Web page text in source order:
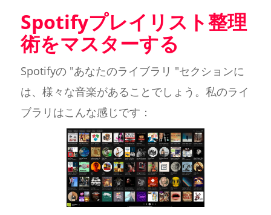
Spotifyプレイリスト整理
術をマスターする
Spotifyの "あなたのライブラリ "セクションに
は、様々な音楽があることでしょう。私のライ
ブラリはこんな感じです：